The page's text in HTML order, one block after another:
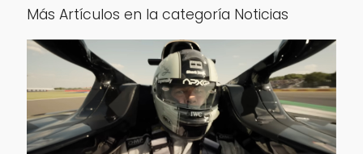
Más Artículos en la categoría Noticias